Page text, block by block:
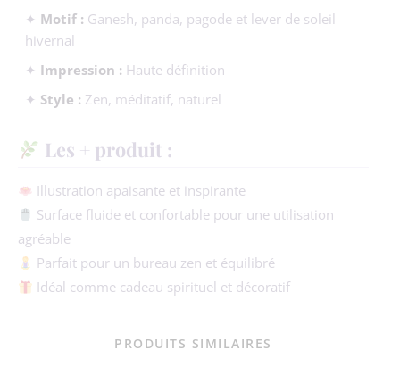
✦ Motif : Ganesh, panda, pagode et lever de soleil
hivernal
✦ Impression : Haute définition
✦ Style : Zen, méditatif, naturel
Les + produit :
Illustration apaisante et inspirante
Surface fluide et confortable pour une utilisation
agréable
Parfait pour un bureau zen et équilibré
Idéal comme cadeau spirituel et décoratif
PRODUITS SIMILAIRES